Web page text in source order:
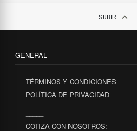
SUBIR keyboard_arrow_up
GENERAL
TÉRMINOS Y CONDICIONES
POLÍTICA DE PRIVACIDAD
COTIZA CON NOSOTROS: